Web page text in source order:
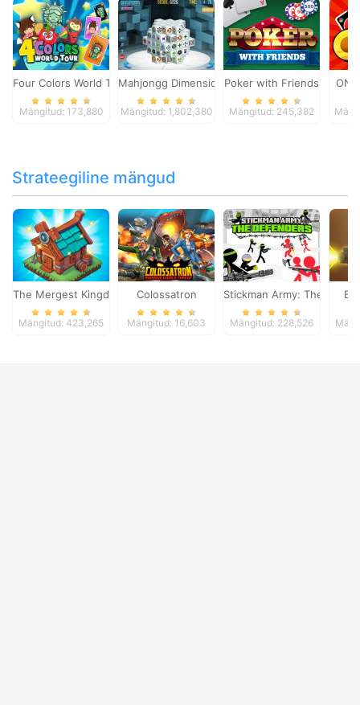
Four Colors World Tour
Mängitud: 173,880
Mahjongg Dimensions
Mängitud: 1,802,380
Poker with Friends
Mängitud: 245,382
Strateegiline mängud
The Mergest Kingdom
Mängitud: 423,265
Colossatron
Mängitud: 16,603
Stickman Army: The
Mängitud: 228,526